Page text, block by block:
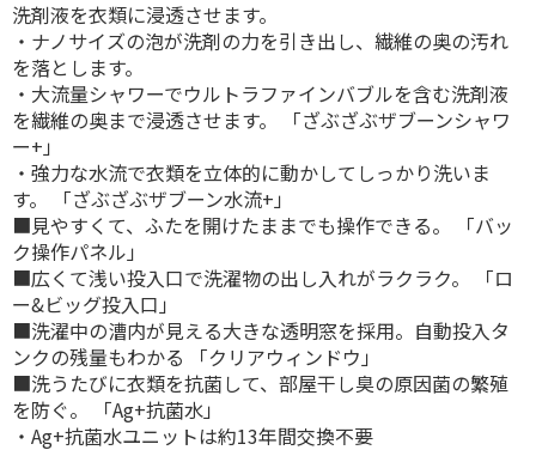
洗剤液を衣類に浸透させます。
・ナノサイズの泡が洗剤の力を引き出し、繊維の奥の汚れ
を落とします。
・大流量シャワーでウルトラファインバブルを含む洗剤液
を繊維の奥まで浸透させます。 「ざぶざぶザブーンシャワ
ー+」
・強力な水流で衣類を立体的に動かしてしっかり洗いま
す。 「ざぶざぶザブーン水流+」
■見やすくて、ふたを開けたままでも操作できる。 「バッ
ク操作パネル」
■広くて浅い投入口で洗濯物の出し入れがラクラク。 「ロ
ー&ビッグ投入口」
■洗濯中の漕内が見える大きな透明窓を採用。自動投入タ
ンクの残量もわかる 「クリアウィンドウ」
■洗うたびに衣類を抗菌して、部屋干し臭の原因菌の繁殖
を防ぐ。 「Ag+抗菌水」
・Ag+抗菌水ユニットは約13年間交換不要